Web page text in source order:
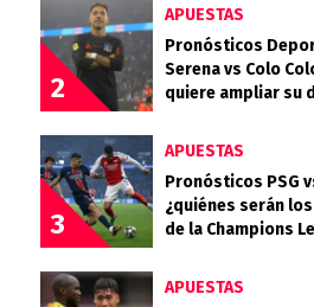
2
APUESTAS
Pronósticos
Serena vs Colo
quiere ampliar su
3
APUESTAS
Pronósticos PSG
¿quiénes serán
de la Champions
APUESTAS